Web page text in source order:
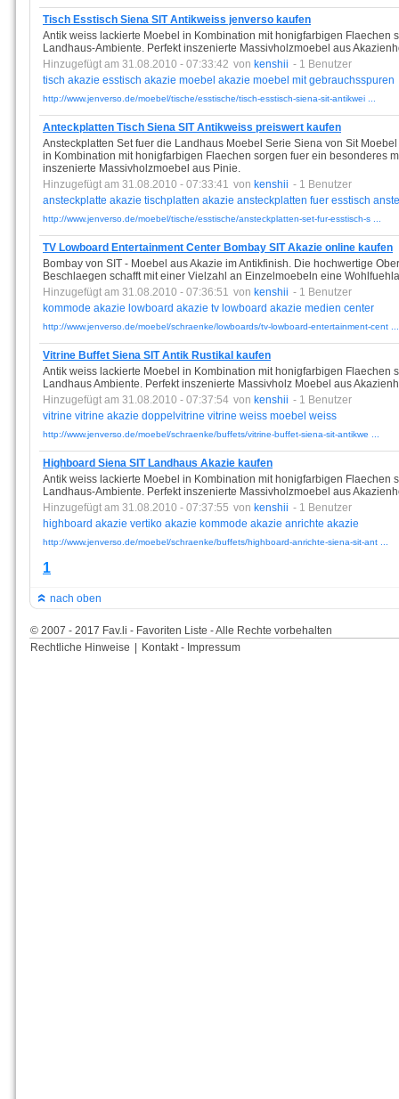
Tisch Esstisch Siena SIT Antikweiss jenverso kaufen
Antik weiss lackierte Moebel in Kombination mit honigfarbigen Flaechen
Landhaus-Ambiente. Perfekt inszenierte Massivholzmoebel aus
Hinzugefügt am 31.08.2010 - 07:33:42 von kenshii - 1 Benutzer
tisch akazie esstisch akazie moebel akazie moebel mit gebrauchsspuren
http://www.jenverso.de/moebel/tische/esstische/tisch-esstisch-siena-sit-antikwei ...
Anteckplatten Tisch Siena SIT Antikweiss preiswert kaufen
Ansteckplatten Set fuer die Landhaus Moebel Serie Siena von Sit
in Kombination mit honigfarbigen Flaechen sorgen fuer ein besonderes
inszenierte Massivholzmoebel aus Pinie.
Hinzugefügt am 31.08.2010 - 07:33:41 von kenshii - 1 Benutzer
ansteckplatte akazie tischplatten akazie ansteckplatten fuer esstisch
http://www.jenverso.de/moebel/tische/esstische/ansteckplatten-set-fur-esstisch-s ...
TV Lowboard Entertainment Center Bombay SIT Akazie online kaufen
Bombay von SIT - Moebel aus Akazie im Antikfinish. Die hochwertige
Beschlaegen schafft mit einer Vielzahl an Einzelmoebeln eine
Hinzugefügt am 31.08.2010 - 07:36:51 von kenshii - 1 Benutzer
kommode akazie lowboard akazie tv lowboard akazie medien center
http://www.jenverso.de/moebel/schraenke/lowboards/tv-lowboard-entertainment-cent ...
Vitrine Buffet Siena SIT Antik Rustikal kaufen
Antik weiss lackierte Moebel in Kombination mit honigfarbigen Flaechen
Landhaus Ambiente. Perfekt inszenierte Massivholz Moebel aus
Hinzugefügt am 31.08.2010 - 07:37:54 von kenshii - 1 Benutzer
vitrine vitrine akazie doppelvitrine vitrine weiss moebel weiss
http://www.jenverso.de/moebel/schraenke/buffets/vitrine-buffet-siena-sit-antikwe ...
Highboard Siena SIT Landhaus Akazie kaufen
Antik weiss lackierte Moebel in Kombination mit honigfarbigen Flaechen
Landhaus-Ambiente. Perfekt inszenierte Massivholzmoebel aus
Hinzugefügt am 31.08.2010 - 07:37:55 von kenshii - 1 Benutzer
highboard akazie vertiko akazie kommode akazie anrichte akazie
http://www.jenverso.de/moebel/schraenke/buffets/highboard-anrichte-siena-sit-ant ...
1
nach oben
© 2007 - 2017 Fav.li - Favoriten Liste - Alle Rechte vorbehalten
Rechtliche Hinweise
Kontakt - Impressum